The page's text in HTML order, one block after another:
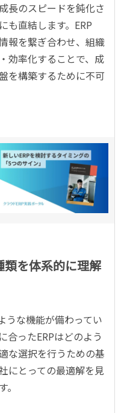
長のスピードを鈍化さ
も直結します。ERP
報を繋ぎ合わせ、組織
効率化することで、成
を構築するために不可
類を体系的に理解
うな機能が備わってい
合ったERPはどのよう
な選択を行うための基
にとっての最適解を見